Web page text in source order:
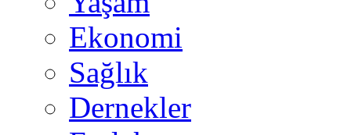
Ekonomi
Sağlık
Dernekler